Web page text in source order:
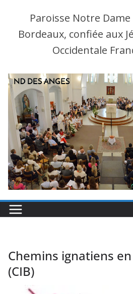
Paroisse Notre
Bordeaux, confiée aux
Occidentale
Chemins ignatiens
(CIB)